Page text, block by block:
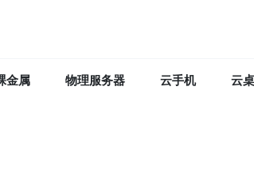
金属 物理服务器 云手机 云